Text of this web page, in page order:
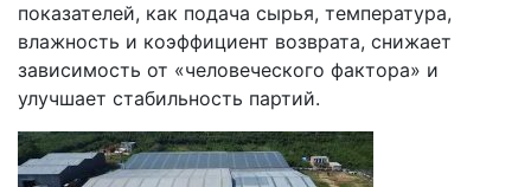
показателей, как подача сырья, температура,
влажность и коэффициент возврата, снижает
зависимость от «человеческого фактора» и
улучшает стабильность партий.